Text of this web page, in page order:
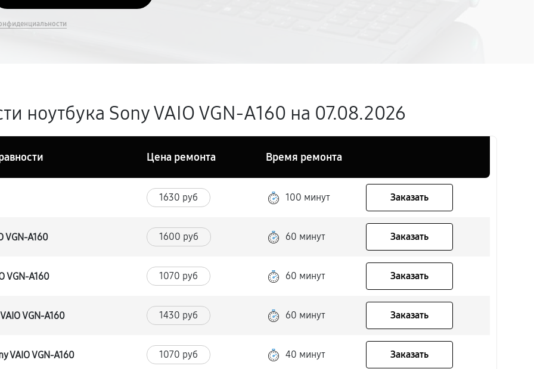
ноутбука Sony VAIO VGN-A160 на 07.08.2026
Цена ремонта Время ремонта
1630 руб 100 минут Заказать
VGN-A160 1600 руб 60 минут Заказать
VGN-A160 1070 руб 60 минут Заказать
VGN-A160 1430 руб 60 минут Заказать
VAIO VGN-A160 1070 руб 40 минут Заказать